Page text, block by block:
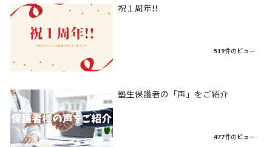
祝１周年!!
519件のビュー
塾生保護者の「声」をご紹介
477件のビュー